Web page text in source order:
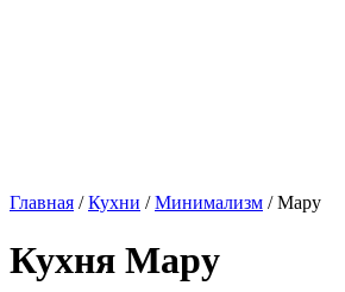
Главная /Кухни /Минимализм / Мару
Кухня Мару